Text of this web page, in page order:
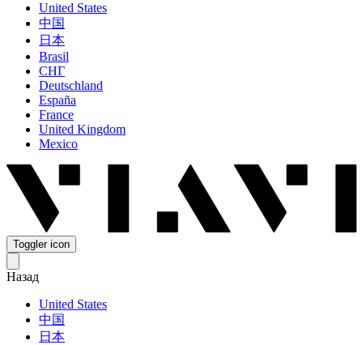
United States
中国
日本
Brasil
СНГ
Deutschland
España
France
United Kingdom
Mexico
Toggler icon
Назад
United States
中国
日本